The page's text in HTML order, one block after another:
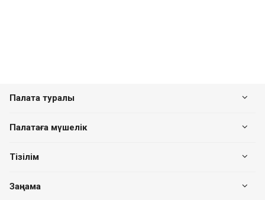
Палата туралы
Палатаға мүшелік
Тізілім
Заңнама